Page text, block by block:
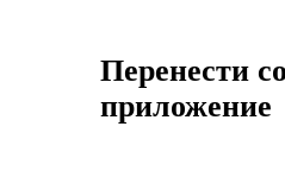
Перенести
приложение